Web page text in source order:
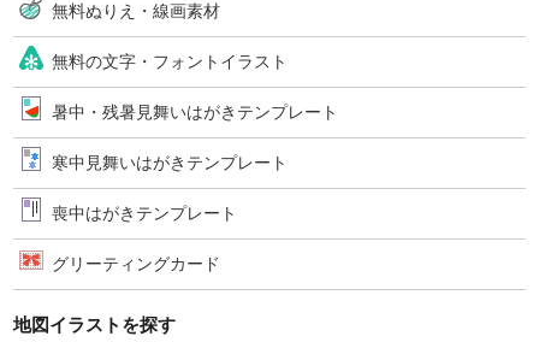
無料ぬりえ・線画素材
無料の文字・フォントイラスト
暑中・残暑見舞いはがきテンプレート
寒中見舞いはがきテンプレート
喪中はがきテンプレート
グリーティングカード
地図イラストを探す